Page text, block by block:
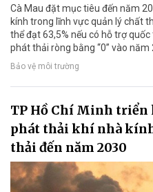
Cà Mau đặt mục tiêu đến năm
kính trong lĩnh vực quản lý chất
thể đạt 63,5% nếu có hỗ trợ
phát thải ròng bằng “0” vào năm
Bảo vệ môi trường
TP Hồ Chí Minh triển
phát thải khí nhà
thải đến năm 2030